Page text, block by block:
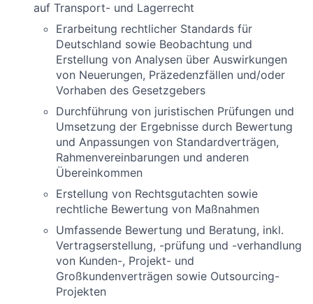
auf Transport- und Lagerrecht
Erarbeitung rechtlicher Standards für
Deutschland sowie Beobachtung und
Erstellung von Analysen über Auswirkungen
von Neuerungen, Präzedenzfällen und/oder
Vorhaben des Gesetzgebers
Durchführung von juristischen Prüfungen und
Umsetzung der Ergebnisse durch Bewertung
und Anpassungen von Standardverträgen,
Rahmenvereinbarungen und anderen
Übereinkommen
Erstellung von Rechtsgutachten sowie
rechtliche Bewertung von Maßnahmen
Umfassende Bewertung und Beratung, inkl.
Vertragserstellung, -prüfung und -verhandlung
von Kunden-, Projekt- und
Großkundenverträgen sowie Outsourcing-
Projekten